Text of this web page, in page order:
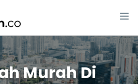
Murah Di